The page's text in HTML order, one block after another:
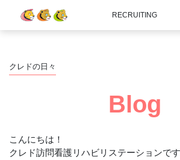
RECRUITING
クレドの日々
Blog
こんにちは！
クレド訪問看護リハビリステーションで